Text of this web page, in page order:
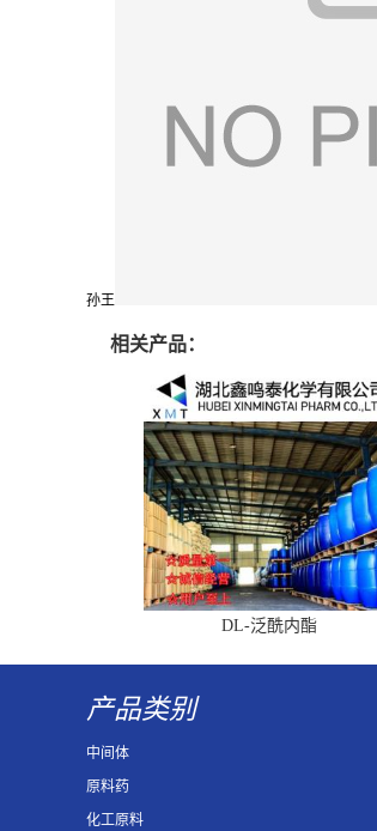
孙王
相关产品：
DL-泛酰内酯
产品类别
中间体
原料药
化工原料